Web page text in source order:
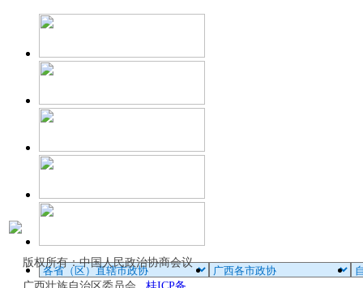
版权所有：中国人民政治协商会议